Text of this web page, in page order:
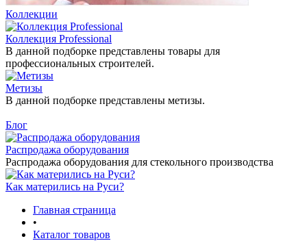
Коллекции
Коллекция Professional
В данной подборке представлены товары для
профессиональных строителей.
Метизы
В данной подборке представлены метизы.
Блог
Распродажа оборудования
Распродажа оборудования для стекольного производства
Как матерились на Руси?
Главная страница
•
Каталог товаров